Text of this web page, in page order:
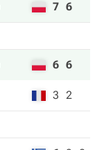
7 6
6 6
3 2